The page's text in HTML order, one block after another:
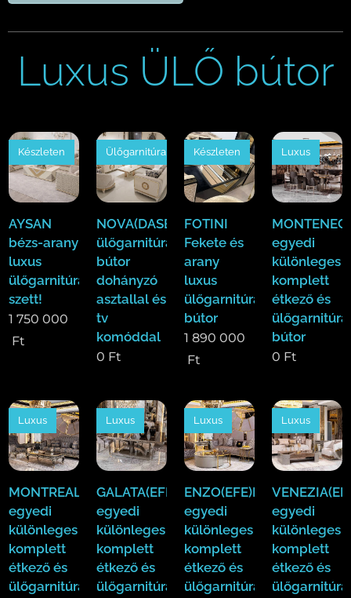
Luxus ÜLŐ bútor
AYSAN
bézs-arany
luxus
ülőgarnitúra
szett!
Készleten
1 750 000
Ft
NOVA(DASE)
ülőgarnitúra
bútor
dohányzó
asztallal és
tv
komóddal
Ülőgarnitúra
0 Ft
FOTINI
Fekete és
arany
luxus
ülőgarnitúra
bútor
Készleten
1 890 000
Ft
egyedi
különleges
komplett
étkező és
ülőgarnitúra
bútor
Luxus
0 Ft
MONTREAL(EFE)Luxus
egyedi
különleges
komplett
étkező és
ülőgarnitúra
Luxus
GALATA(EFE)Luxus
egyedi
különleges
komplett
étkező és
ülőgarnitúra
Luxus
ENZO(EFE)Luxus
egyedi
különleges
komplett
étkező és
ülőgarnitúra
Luxus
egyedi
különleges
komplett
étkező és
ülőgarnitúra
Luxus